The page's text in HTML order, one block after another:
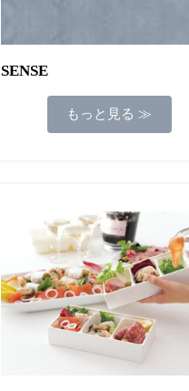
SENSE
もっと見る ≫